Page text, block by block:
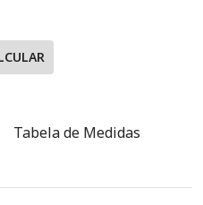
Tabela de Medidas